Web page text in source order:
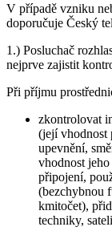
V případě vzniku
doporučuje Český
1.) Posluchač
nejprve zajistit
Při příjmu
zkontrolovat
(její vhodnost
upevnění,
vhodnost
připojení,
(bezchybnou
kmitočet),
techniky,